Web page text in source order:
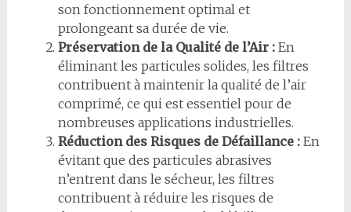
son fonctionnement optimal et
prolongeant sa durée de vie.
Préservation de la Qualité de l’Air :En
éliminant les particules solides, les filtres
contribuent à maintenir la qualité de l’air
comprimé, ce qui est essentiel pour de
nombreuses applications industrielles.
Réduction des Risques de Défaillance :En
évitant que des particules abrasives
n’entrent dans le sécheur, les filtres
contribuent à réduire les risques de